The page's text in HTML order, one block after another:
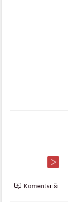
Komentariši